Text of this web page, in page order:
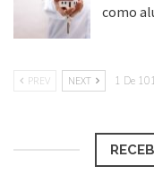
como
PREV NEXT 1 De 101